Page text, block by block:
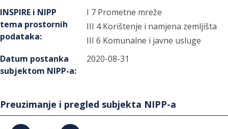
INSPIRE i NIPP
tema prostornih
podataka:
I 7 Prometne mreže
III 4 Korištenje i namjena zemljišta
III 6 Komunalne i javne usluge
Datum postanka
subjektom NIPP-a:
2020-08-31
Preuzimanje i pregled subjekta NIPP-a